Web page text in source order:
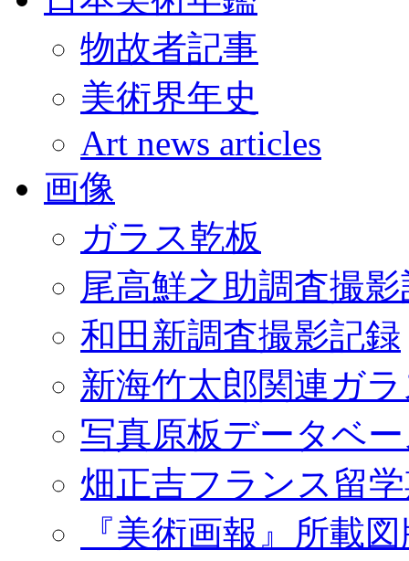
物故者記事
美術界年史
Art news articles
画像
ガラス乾板
尾高鮮之助調査撮
和田新調査撮影記録
新海竹太郎関連ガ
写真原板データベ
畑正吉フランス留
『美術画報』所載